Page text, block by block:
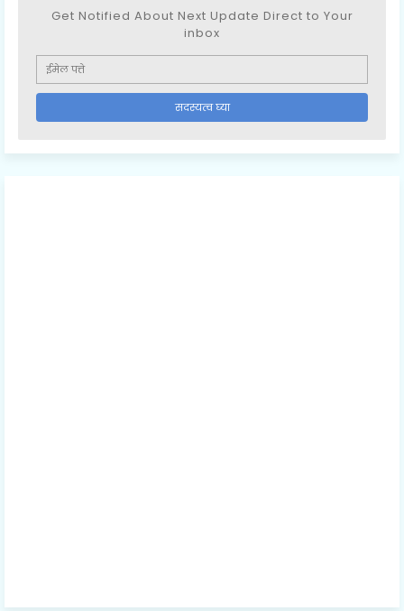
Get Notified About Next Update Direct to Your
inbox